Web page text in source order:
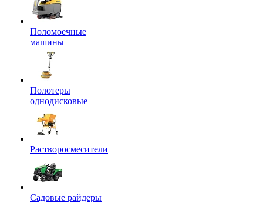
Поломоечные
машины
Полотеры
однодисковые
Растворосмесители
Садовые райдеры